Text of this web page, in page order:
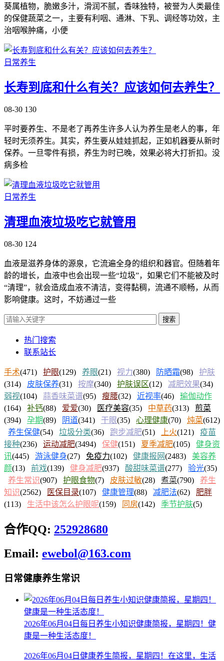
葵属植物，脆嫩多汁，滑润不腻，香味独特，被誉为人类最佳
的保健蔬菜之一，主要有利咽、通淋、下乳、调经等功效，主
治咽喉肿痛，小便
日常养生
长寿到底和什么有关？应该如何去养生？
08-30 130
平时要养生、不是老了再养生许多人认为养生是老人的事，年
轻时无须养生。其实，养生要从娃娃抓起，正如机器要从新时
保养。一旦零件有损，养生为时已晚，效果必将大打折扣。没
病多检
日常养生
清理血液垃圾吃它就管用
08-30 124
血液是滋养身体的源泉，它流遍全身的组织和器官。但随着年
龄的增长，血液中也会出现一些“垃圾”，如果它们不能被及时
“清理”，就会造成血液不清洁，变得黏稠，流通不顺畅，从而
影响健康。这时，不妨通过一些
搜索
热门搜索
联系站长
手术(471) 护眼(129) 养眼(21) 视力(380) 防晒霜(98) 护肤
(314) 皮肤保养(31) 按摩(340) 护肤误区(12) 减肥效果(34)
弱视(104) 蒜香味菜谱(95) 瘦腰(32) 近视率(46) 瑜伽动作
(164) 补钙(88) 爱爱(30) 医疗美容(35) 中草药(313) 煎菜
(394) 孕期(89) 阴道(341) 干眼(35) 心理健康(70) 炖菜(612)
养生保健(54) 垃圾分类(36) 跑步减肥(51) 上火(121) 疫苗
接种(236) 运动减肥(3494) 保健(151) 夏季减肥(105) 健身资
讯(445) 游泳健身(27) 免疫力(102) 健康报网(2483) 美容养
颜(13) 前戏(139) 健身减肥(937) 酸甜味菜谱(277) 验光(35)
养生常识(907) 护眼食物(7) 皮肤过敏(28) 煮菜(790) 养生
知识(2562) 医保目录(107) 健康管理(88) 减肥法(62) 肥胖
(113) 生活中该怎么护眼呢(159) 同房(142) 季节护肤(5)
合作QQ: 252928680
Email: ewebol@163.com
日常健康养生常识
2026年06月04日每日养生小知识健康简报，星期四！健
康是一种生活态度！
2026年06月04日健康养生简报，星期四！在这里，生活